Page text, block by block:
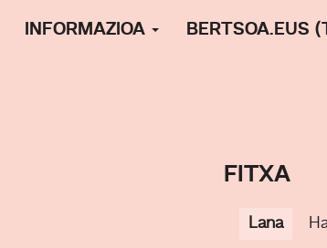
INFORMAZIOA BERTSOA.EUS
FITXA
Lana